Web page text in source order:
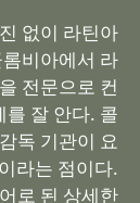
없이 라틴아
비아에서 라
전문으로 컨
잘 안다. 콜
독 기관이 요
라는 점이다.
로 된 상세한